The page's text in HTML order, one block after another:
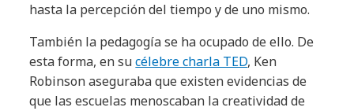
hasta la percepción del tiempo y de uno mismo.
También la pedagogía se ha ocupado de ello. De
esta forma, en sucélebre charla TED, Ken
Robinson aseguraba que existen evidencias de
que las escuelas menoscaban la creatividad de